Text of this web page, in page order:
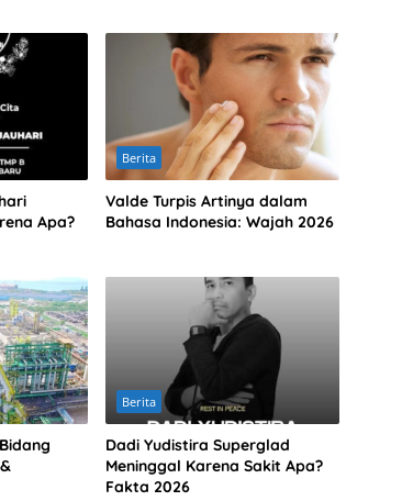
Apa?
Berita
Valde Turpis Artinya dalam
Bahasa Indonesia: Wajah 2026
Berita
Dadi Yudistira Superglad
Meninggal Karena Sakit Apa?
Fakta 2026